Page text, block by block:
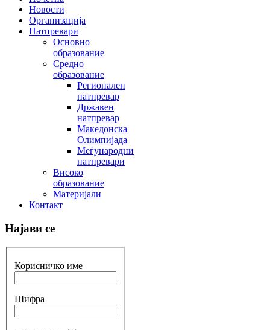
Новости
Организација
Натпревари
Основно
образование
Средно
образование
Регионален
натпревар
Државен
натпревар
Македонска
Олимпијада
Меѓународни
натпревари
Високо
образование
Материјали
Контакт
Најави се
Корисничко име
Шифра